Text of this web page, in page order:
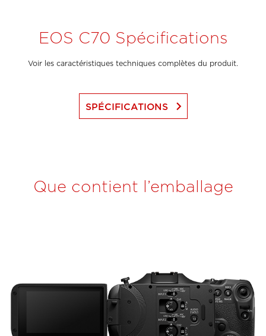
EOS C70 Spécifications
Voir les caractéristiques techniques complètes du produit.
SPÉCIFICATIONS keyboard_arrow_right
Que contient l’emballage